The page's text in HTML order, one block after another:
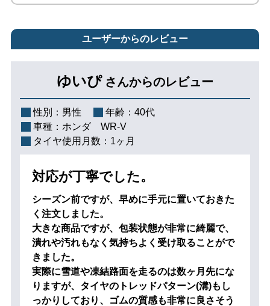
ユーザーからのレビュー
ゆいぴ さんからのレビュー
性別： 男性 年齢： 40代
車種： ホンダ WR-V
タイヤ使用月数： 1ヶ月
対応が丁寧でした。
シーズン前ですが、早めに手元に置いておきた
く注文しました。
大きな商品ですが、包装状態が非常に綺麗で、
潰れや汚れもなく気持ちよく受け取ることがで
きました。
実際に雪道や凍結路面を走るのは数ヶ月先にな
りますが、タイヤのトレッドパターン(溝)もし
っかりしており、ゴムの質感も非常に良さそう